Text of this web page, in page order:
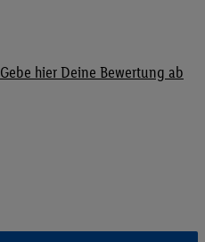
Gebe hier Deine Bewertung ab